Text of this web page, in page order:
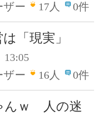
ザー
17人 0件
「現実」
13:05
ザー
16人 0件
んｗ 人の迷